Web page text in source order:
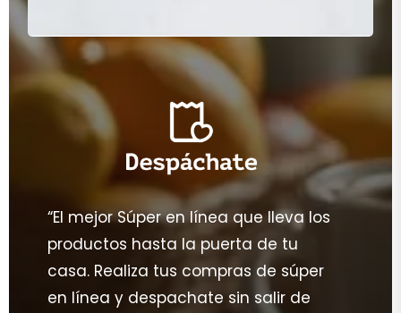
“El mejor Súper en línea que lleva los
productos hasta la puerta de tu
casa. Realiza tus compras de súper
en línea y despachate sin salir de